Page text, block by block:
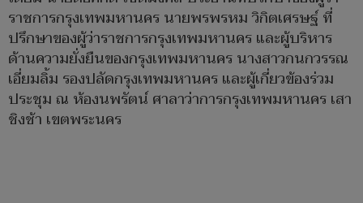
ราชการกรุงเทพมหานคร นายพรพรหม วิกิตเศรษฐ์ ที่
ปรึกษาของผู้ว่าราชการกรุงเทพมหานคร และผู้บริหาร
ด้านความยั่งยืนของกรุงเทพมหานคร นางสาวกนกวรรณ
เอี่ยมลิ้ม รองปลัดกรุงเทพมหานคร และผู้เกี่ยวข้องร่วม
ประชุม ณ ห้องนพรัตน์ ศาลาว่าการกรุงเทพมหานคร เสา
ชิงช้า เขตพระนคร